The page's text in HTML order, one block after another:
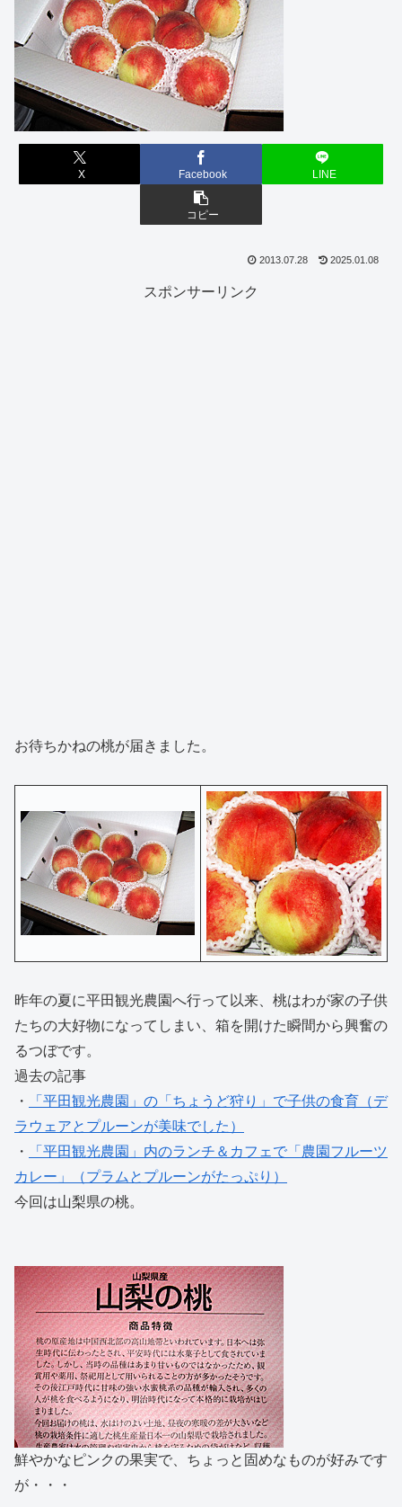
X Facebook LINE
コピー
2013.07.28 2025.01.08
スポンサーリンク
お待ちかねの桃が届きました。
昨年の夏に平田観光農園へ行って以来、桃はわが家の子供
たちの大好物になってしまい、箱を開けた瞬間から興奮の
るつぼです。
過去の記事
・
「平田観光農園」の「ちょうど狩り」で子供の食育（デ
ラウェアとプルーンが美味でした）
・
「平田観光農園」内のランチ＆カフェで「農園フルーツ
カレー」（プラムとプルーンがたっぷり）
今回は山梨県の桃。
鮮やかなピンクの果実で、ちょっと固めなものが好みです
が・・・